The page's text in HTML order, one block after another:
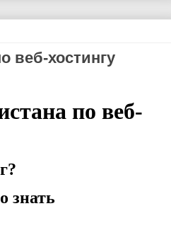
веб-хостингу
по веб-
знать